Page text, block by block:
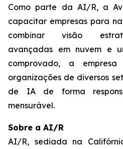
Como parte da AI/R, a
capacitar empresas para
combinar visão
avançadas em nuvem e
comprovado, a
organizações de diversos
de IA de forma
mensurável.
Sobre a AI/R
AI/R, sediada na